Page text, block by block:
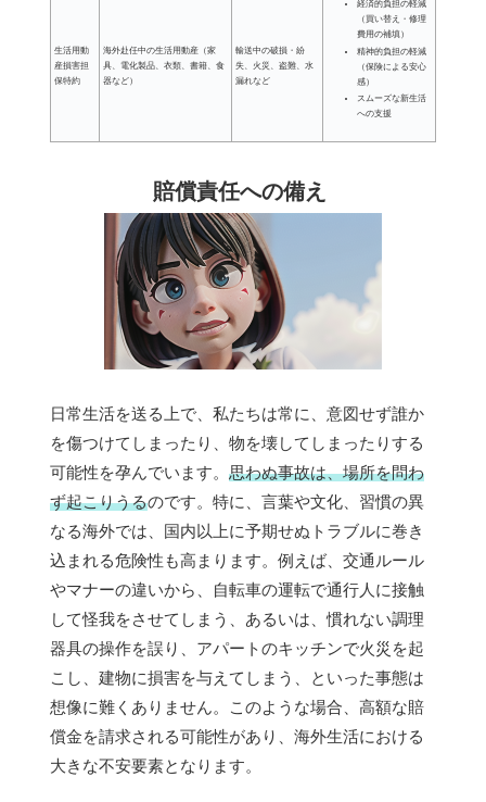
生活用動
産損害担
保特約
海外赴任中の生活用動産（家
具、電化製品、衣類、書籍、食
器など）
輸送中の破損・紛
失、火災、盗難、水
漏れなど
経済的負担の軽減
（買い替え・修理
費用の補填）
精神的負担の軽減
（保険による安心
感）
スムーズな新生活
への支援
賠償責任への備え
日常生活を送る上で、私たちは常に、意図せず誰か
を傷つけてしまったり、物を壊してしまったりする
可能性を孕んでいます。 思わぬ事故は、場所を問わ
ず起こりうるのです。特に、言葉や文化、習慣の異
なる海外では、国内以上に予期せぬトラブルに巻き
込まれる危険性も高まります。例えば、交通ルール
やマナーの違いから、自転車の運転で通行人に接触
して怪我をさせてしまう、あるいは、慣れない調理
器具の操作を誤り、アパートのキッチンで火災を起
こし、建物に損害を与えてしまう、といった事態は
想像に難くありません。このような場合、高額な賠
償金を請求される可能性があり、海外生活における
大きな不安要素となります。